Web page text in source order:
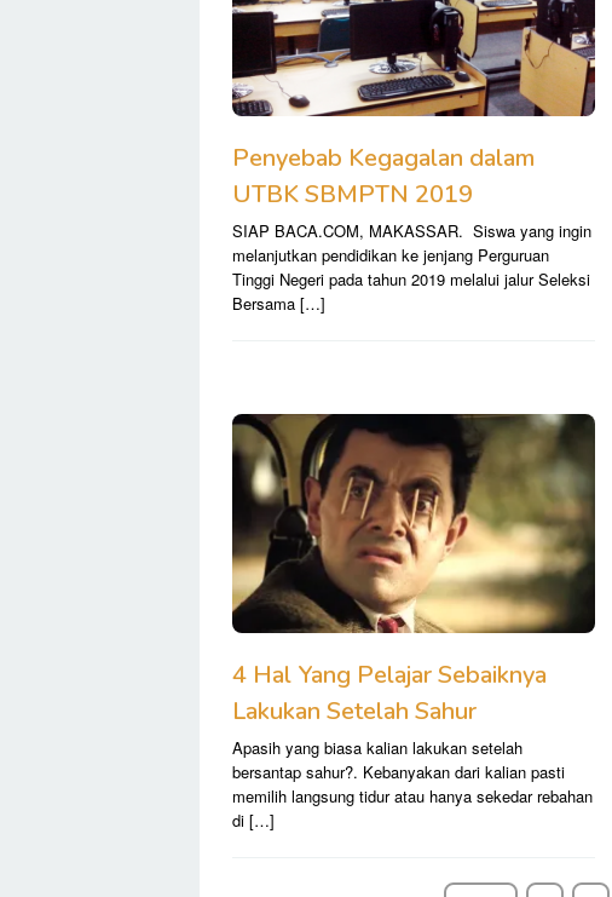
Penyebab Kegagalan dalam
UTBK SBMPTN 2019
SIAP BACA.COM, MAKASSAR. Siswa yang ingin
melanjutkan pendidikan ke jenjang Perguruan
Tinggi Negeri pada tahun 2019 melalui jalur Seleksi
Bersama […]
4 Hal Yang Pelajar Sebaiknya
Lakukan Setelah Sahur
Apasih yang biasa kalian lakukan setelah
bersantap sahur?. Kebanyakan dari kalian pasti
memilih langsung tidur atau hanya sekedar rebahan
di […]